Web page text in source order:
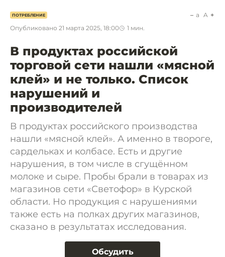
ПОТРЕБЛЕНИЕ
Опубликовано 21 марта 2025, 18:00 1 мин.
a A
В продуктах российской
торговой сети нашли «мясной
клей» и не только. Список
нарушений и
производителей
В продуктах российского производства
нашли «мясной клей». А именно в твороге,
сардельках и колбасе. Есть и другие
нарушения, в том числе в сгущённом
молоке и сыре. Пробы брали в товарах из
магазинов сети «Светофор» в Курской
области. Но продукция с нарушениями
также есть на полках других магазинов,
сказано в результатах исследования.
Обсудить